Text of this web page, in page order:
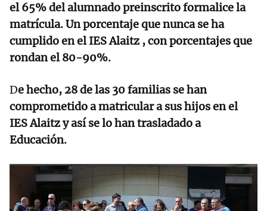
el 65% del alumnado preinscrito formalice la
matrícula. Un porcentaje que nunca se ha
cumplido en el IES Alaitz , con porcentajes que
rondan el 80-90%.
De hecho, 28 de las 30 familias se han
comprometido a matricular a sus hijos en el
IES Alaitz y así se lo han trasladado a
Educación.